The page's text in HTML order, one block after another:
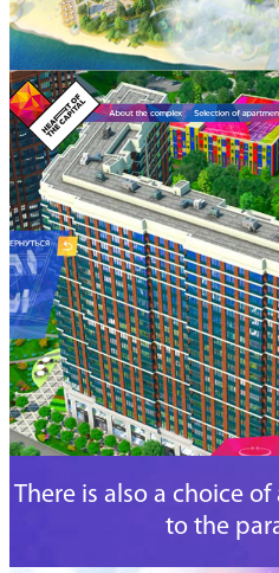
There is also a choice
to the